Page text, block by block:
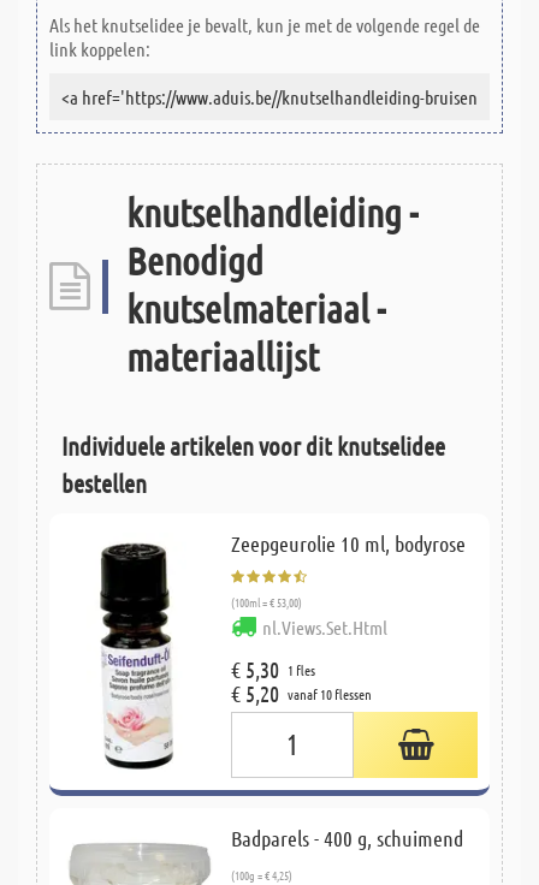
Als het knutselidee je bevalt, kun je met de volgende regel de
link koppelen:
knutselhandleiding -
Benodigd
knutselmateriaal -
materiaallijst
Individuele artikelen voor dit knutselidee
bestellen
Zeepgeurolie 10 ml, bodyrose
(100ml = € 53,00)
nl.Views.Set.Html
€ 5,30 1 fles
€ 5,20 vanaf 10 flessen
Badparels - 400 g, schuimend
(100g = € 4,25)